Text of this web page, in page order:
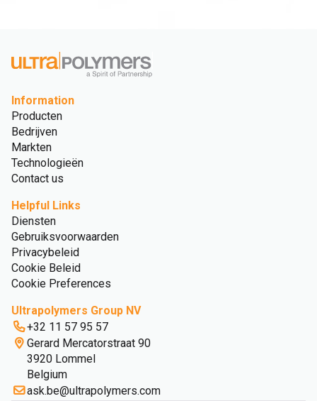
Information
Producten
Bedrijven
Markten
Technologieën
Contact us
Helpful Links
Diensten
Gebruiksvoorwaarden
Privacybeleid
Cookie Beleid
Cookie Preferences
Ultrapolymers Group NV
+32 11 57 95 57
Gerard Mercatorstraat 90
3920 Lommel
Belgium
ask.be@ultrapolymers.com